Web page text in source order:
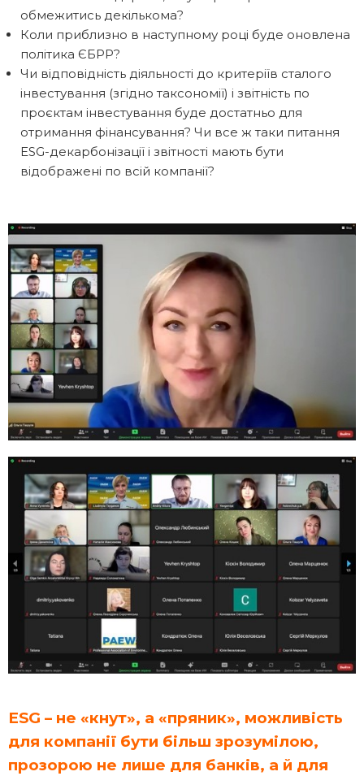
обмежитись декількома?
Коли приблизно в наступному році буде оновлена
політика ЄБРР?
Чи відповідність діяльності до критеріїв сталого
інвестування (згідно таксономії) і звітність по
проєктам інвестування буде достатньо для
отримання фінансування? Чи все ж таки питання
ESG-декарбонізації і звітності мають бути
відображені по всій компанії?
ESG – не «кнут», а «пряник», можливість
для компанії бути більш зрозумілою,
прозорою не лише для банків, а й для